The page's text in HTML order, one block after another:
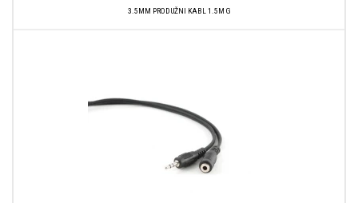
3.5MM PRODUŽNI KABL 1.5M G